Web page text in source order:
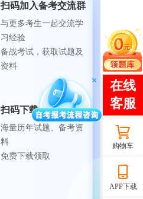
扫码加入备考交流群
与更多考生一起交流学
习经验
备战考试，获取试题及
资料
扫码下载APP
海量历年试题、备考资
料
免费下载领取
购物车
APP下载